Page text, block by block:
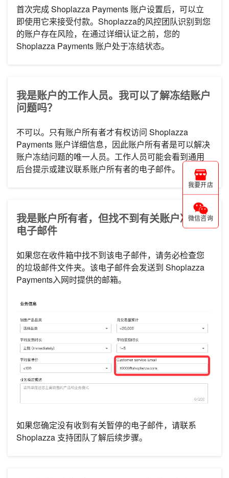
首次完成 Shoplazza Payments 账户设置后，可以立
即使用它来接受付款。Shoplazza的风控团队识别到您
的账户存在风险，在通过详细认证之前，您的
Shoplazza Payments 账户处于冻结状态。
我是账户的工作人员。我可以了解冻结账户
问题吗？
不可以。只有账户所有者才有权访问 Shoplazza
Payments 账户详细信息，因此账户所有者是可以解决
账户冻结问题的唯一人员。工作人员可能会看到通用
后台提示或建议联系账户所有者的电子邮件。
我是账户所有者，但找不到有关账户冻结的
电子邮件
如果您在收件箱中找不到该电子邮件，请务必检查您
的垃圾邮件文件夹。该电子邮件会发送到 Shoplazza
Payments入网时提供的邮箱。
如果您确定没有收到有关暂停的电子邮件，请联系
Shoplazza 支持团队了解后续步骤。
我要开店
微信咨询